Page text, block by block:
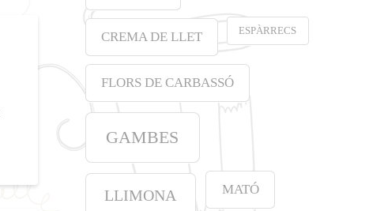
CREMA DE LLET ESPÀRRECS
FLORS DE CARBASSÓ
GAMBES
LLIMONA MATÓ